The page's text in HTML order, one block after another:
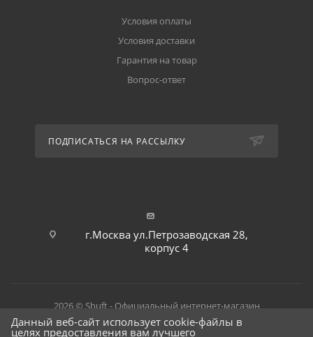
Условия оплаты
Условия доставки
Гарантия на товар
Вопрос-ответ
ПОДПИСАТЬСЯ НА РАССЫЛКУ
г.Москва ул.Петрозаводская 28,
корпус 4
2026 © Shuft - Официальный интернет-магазин
Данный веб-сайт использует cookie-файлы в
целях предоставления вам лучшего